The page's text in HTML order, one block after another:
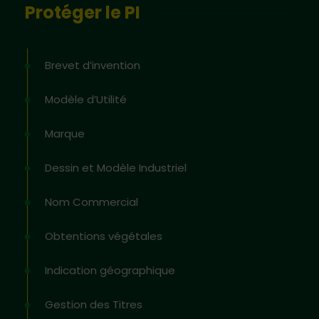
Protéger le PI
Brevet d’invention
Modèle d’Utilité
Marque
Dessin et Modèle Industriel
Nom Commercial
Obtentions végétales
Indication géographique
Gestion des Titres